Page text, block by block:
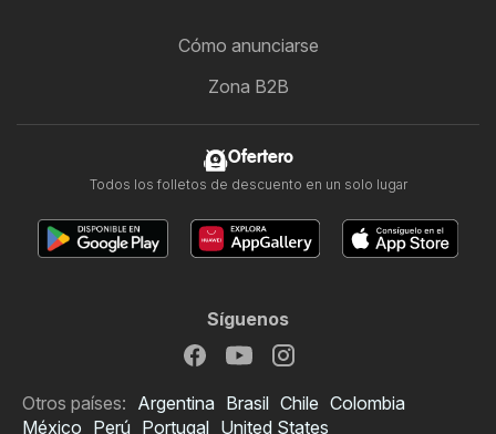
Cómo anunciarse
Zona B2B
Ofertero
Todos los folletos de descuento en un solo lugar
Síguenos
Otros países: Argentina Brasil Chile Colombia
México Perú Portugal United States